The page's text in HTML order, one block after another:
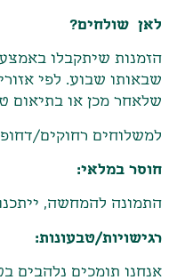
לאן שולחים?
הזמנות שיתקבלו
שבאותו שבוע. לפי
שלאחר מכן או בתיאום
למשלוחים רחוקים/דחופים –
חוסר במלאי:
התמונה להמחשה,
רגישויות/טבעונות:
אנחנו תומכים נלהבים